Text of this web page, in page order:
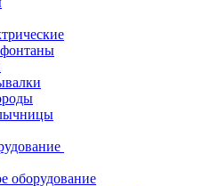
оборудование